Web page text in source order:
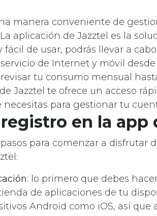
manera conveniente de
aplicación de Jazztel es la
de usar, podrás llevar a
de Internet y móvil
tu consumo mensual
Jazztel te ofrece un acceso
para gestionar tu
en la app
para comenzar a disfrutar
: lo primero que debes
de aplicaciones de tu
Android como iOS, así que